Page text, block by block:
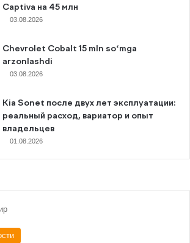
Captiva на 45 млн
03.08.2026
Chevrolet Cobalt 15 mln so‘mga
arzonlashdi
03.08.2026
Kia Sonet после двух лет эксплуатации:
реальный расход, вариатор и опыт
владельцев
01.08.2026